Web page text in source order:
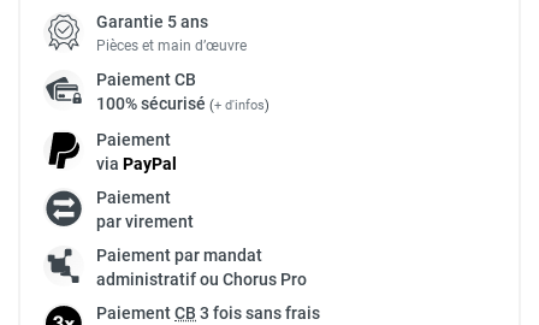
Garantie 5 ans
Pièces et main d’œuvre
PaiementCB
100% sécurisé (+ d'infos)
Paiement
via PayPal
Paiement
par virement
Paiement par mandat
administratif ou Chorus Pro
PaiementCB 3 fois sans frais